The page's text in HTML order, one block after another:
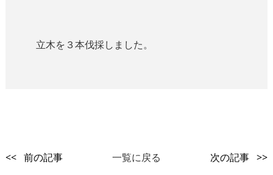
立木を３本伐採しました。
<< 前の記事 一覧に戻る 次の記事 >>